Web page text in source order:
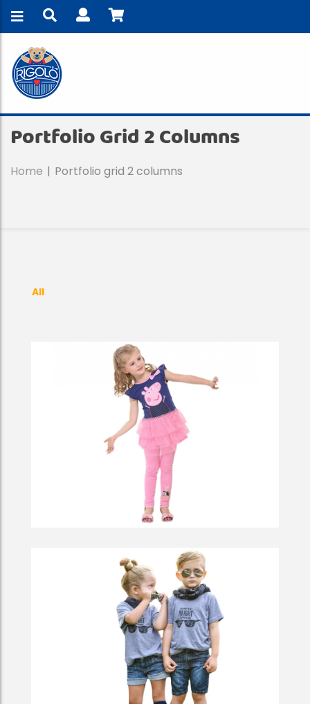
Portfolio Grid 2 Columns
Home Portfolio grid 2 columns
All
Frozen Trees In A Lake
Boat In A Harbor